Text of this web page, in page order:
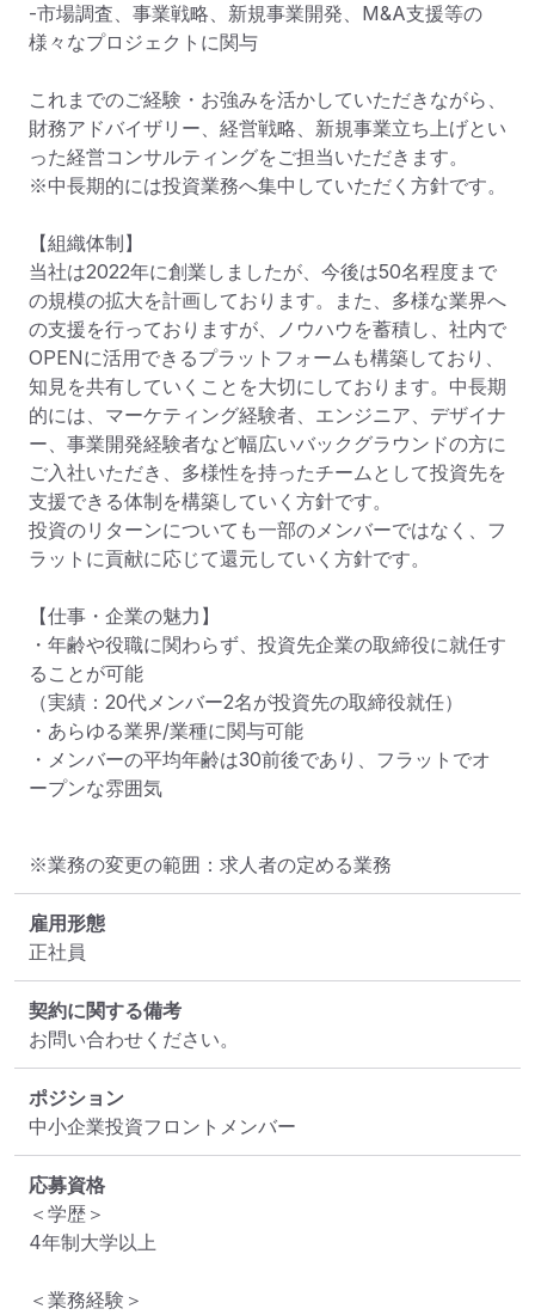
-市場調査、事業戦略、新規事業開発、M&A支援等の
様々なプロジェクトに関与
これまでのご経験・お強みを活かしていただきながら、
財務アドバイザリー、経営戦略、新規事業立ち上げとい
った経営コンサルティングをご担当いただきます。
※中長期的には投資業務へ集中していただく方針です。
【組織体制】
当社は2022年に創業しましたが、今後は50名程度まで
の規模の拡大を計画しております。また、多様な業界へ
の支援を行っておりますが、ノウハウを蓄積し、社内で
OPENに活用できるプラットフォームも構築しており、
知見を共有していくことを大切にしております。中長期
的には、マーケティング経験者、エンジニア、デザイナ
ー、事業開発経験者など幅広いバックグラウンドの方に
ご入社いただき、多様性を持ったチームとして投資先を
支援できる体制を構築していく方針です。
投資のリターンについても一部のメンバーではなく、フ
ラットに貢献に応じて還元していく方針です。
【仕事・企業の魅力】
・年齢や役職に関わらず、投資先企業の取締役に就任す
ることが可能
（実績：20代メンバー2名が投資先の取締役就任）
・あらゆる業界/業種に関与可能
・メンバーの平均年齢は30前後であり、フラットでオ
ープンな雰囲気
※業務の変更の範囲：求人者の定める業務
雇用形態
正社員
契約に関する備考
お問い合わせください。
ポジション
中小企業投資フロントメンバー
応募資格
＜学歴＞
4年制大学以上
＜業務経験＞